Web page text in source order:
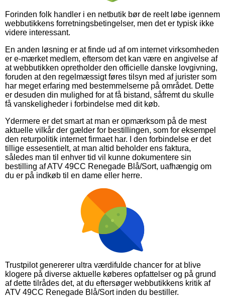
Forinden folk handler i en netbutik bør de reelt løbe igennem
webbutikkens forretningsbetingelser, men det er typisk ikke
videre interessant.
En anden løsning er at finde ud af om internet virksomheden
er e-mærket medlem, eftersom det kan være en angivelse af
at webbutikken opretholder den officielle danske lovgivning,
foruden at den regelmæssigt føres tilsyn med af jurister som
har meget erfaring med bestemmelserne på området. Dette
er desuden din mulighed for at få bistand, såfremt du skulle
få vanskeligheder i forbindelse med dit køb.
Ydermere er det smart at man er opmærksom på de mest
aktuelle vilkår der gælder for bestillingen, som for eksempel
den returpolitik internet firmaet har. I den forbindelse er det
tillige essesentielt, at man altid beholder ens faktura,
således man til enhver tid vil kunne dokumentere sin
bestilling af ATV 49CC Renegade Blå/Sort, uafhængig om
du er på indkøb til en dame eller herre.
Trustpilot genererer ultra værdifulde chancer for at blive
klogere på diverse aktuelle køberes opfattelser og på grund
af dette tilrådes det, at du eftersøger webbutikkens kritik af
ATV 49CC Renegade Blå/Sort inden du bestiller.